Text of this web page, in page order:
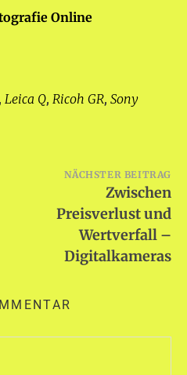
Online
Leica Q, Ricoh GR, Sony
NÄCHSTER BEITRAG
Zwischen
Preisverlust und
Wertverfall –
Digitalkameras